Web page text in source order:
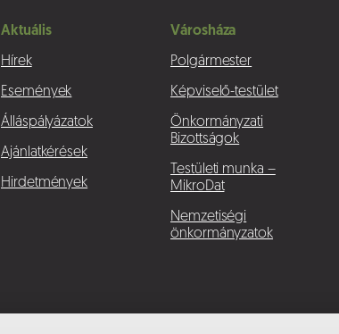
Aktuális
Hírek
Események
Álláspályázatok
Ajánlatkérések
Hirdetmények
Városháza
Polgármester
Képviselő-testület
Önkormányzati
Bizottságok
Testületi munka –
MikroDat
Nemzetiségi
önkormányzatok